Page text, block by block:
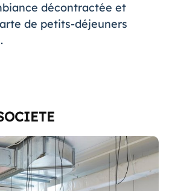
décontractée et
de petits-déjeuners